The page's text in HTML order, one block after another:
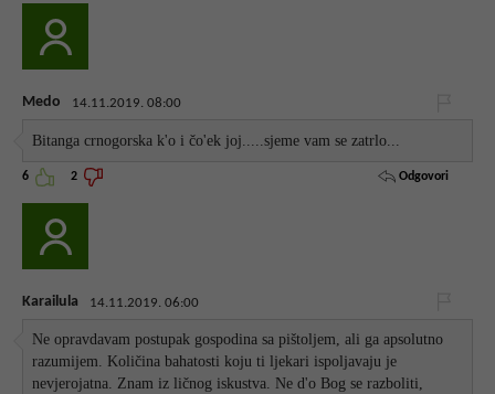
Medo 14.11.2019. 08:00
Bitanga crnogorska k'o i čo'ek joj.....sjeme vam se zatrlo...
6 2 Odgovori
Karailula 14.11.2019. 06:00
Ne opravdavam postupak gospodina sa pištoljem, ali ga apsolutno
razumijem. Količina bahatosti koju ti ljekari ispoljavaju je
nevjerojatna. Znam iz ličnog iskustva. Ne d'o Bog se razboliti,